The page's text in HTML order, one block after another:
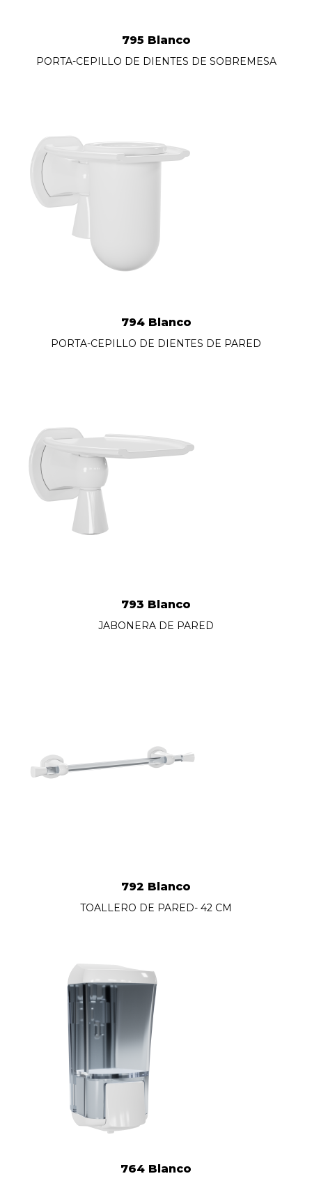
795 Blanco
PORTA-CEPILLO DE DIENTES DE SOBREMESA
794 Blanco
PORTA-CEPILLO DE DIENTES DE PARED
793 Blanco
JABONERA DE PARED
792 Blanco
TOALLERO DE PARED- 42 CM
764 Blanco